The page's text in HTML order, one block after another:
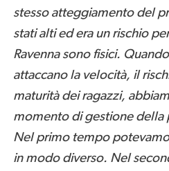
stesso atteggiamento del
stati alti ed era un rischio
Ravenna sono fisici.
attaccano la velocità, il
maturità dei ragazzi,
momento di gestione della
Nel primo tempo
in modo diverso. Nel